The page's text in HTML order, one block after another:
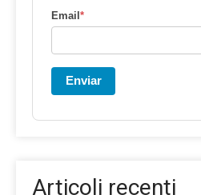
Email*
Enviar
Articoli recenti